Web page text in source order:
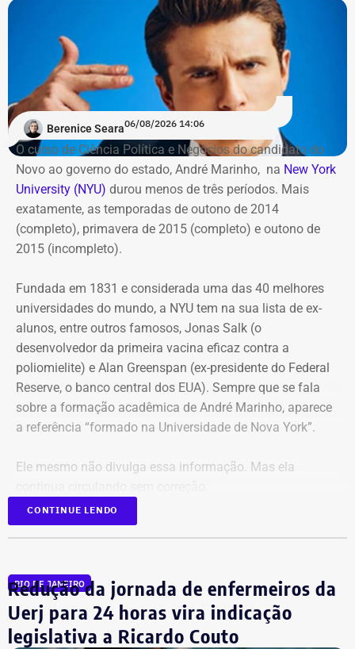
Ponto Cine, em Guadalupe; e na Biblioteca Parque
Manguinhos; em Benfica.
Berenice Seara06/08/2026 14:06
O curso de Ciência Política e Negócios do candidato do
Novo ao governo do estado, André Marinho, na New York
University (NYU) durou menos de três períodos. Mais
exatamente, as temporadas de outono de 2014
(completo), primavera de 2015 (completo) e outono de
2015 (incompleto).
Fundada em 1831 e considerada uma das 40 melhores
universidades do mundo, a NYU tem na sua lista de ex-
alunos, entre outros famosos, Jonas Salk (o
desenvolvedor da primeira vacina eficaz contra a
poliomielite) e A lan Greenspan (ex-presidente do Federal
Reserve, o banco central dos EUA). Sempre que se fala
sobre a formação acadêmica de André Marinho, aparece
a referência “formado na Universidade de Nova York”.
Ele mesmo não divulga essa informação. Mas ela
No material de campanha, não há
André Marinho informa que desistiu da faculdade nos
Estados Unidos porque decidiu voltar ao seu país natal,
em plena efervescência do impeachment da ex-presidente
CONTINUE LENDO
RIO DE JANEIRO
Redução da jornada de enfermeiros da
Uerj para 24 horas vira indicação
legislativa a Ricardo Couto